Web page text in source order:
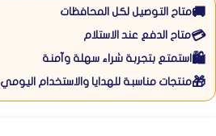
🚚متاح التوصيل لكل المحافظات
💳متاح الدفع عند الاستلام
🛍️ استمتع بتجربة شراء سهلة وآمنة
🎁منتجات مناسبة للهدايا والاستخدام اليومي